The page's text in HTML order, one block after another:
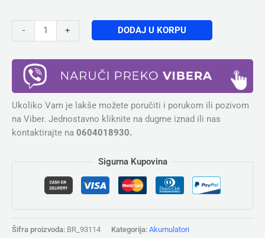
- + DODAJ U KORPU
Ukoliko Vam je lakše možete poručiti i porukom ili pozivom
na Viber. Jednostavno kliknite na dugme iznad ili nas
kontaktirajte na 0604018930.
Sigurna Kupovina
Šifra proizvoda: BR_93114 Kategorija: Akumulatori